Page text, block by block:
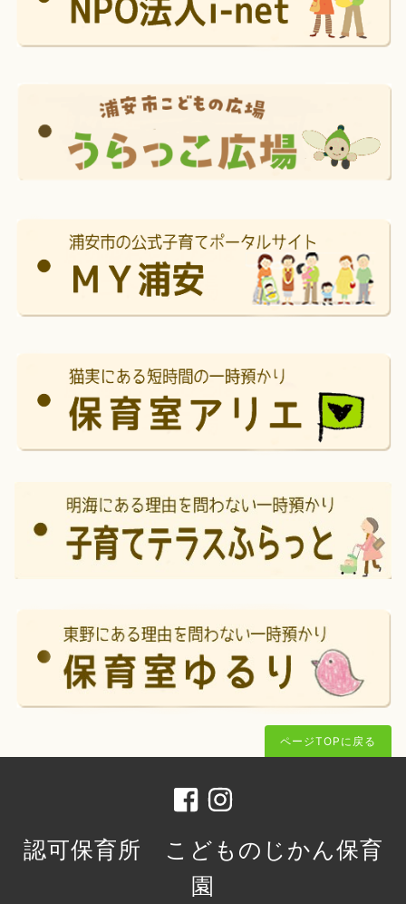
ページTOPに戻る
認可保育所 こどものじかん保育
園